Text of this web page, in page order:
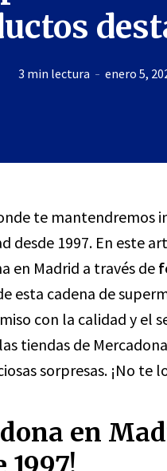
3 min lectura enero 5,
te mantendremos
desde 1997. En este
en Madrid a través de
esta cadena de
con la calidad y el
tiendas de
sorpresas. ¡No te
en